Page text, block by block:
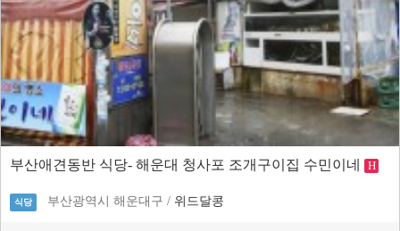
부산애견동반 식당- 해운대 청사포 조개구이집 수민이네 H
식당 부산광역시 해운대구 / 위드달콩